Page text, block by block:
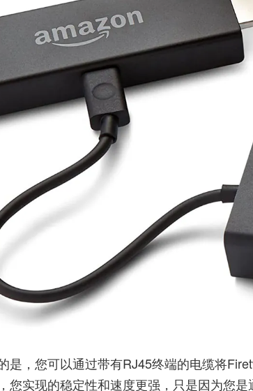
是，您可以通过带有RJ45终端的电缆将
您实现的稳定性和速度更强，只是因为您